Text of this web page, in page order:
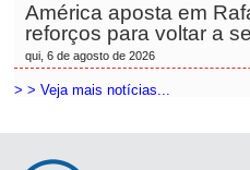
América aposta em
reforços para voltar a
qui, 6 de agosto de 2026
> > Veja mais notícias...